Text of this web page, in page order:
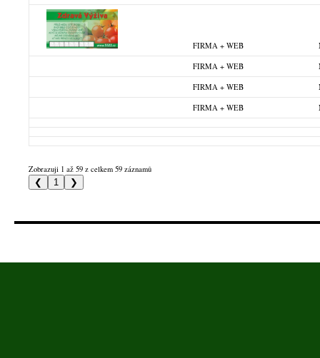
FIRMA + WEB
FIRMA + WEB
FIRMA + WEB
FIRMA + WEB
Zobrazuji 1 až 59 z celkem 59 záznamů
❮ 1 ❯